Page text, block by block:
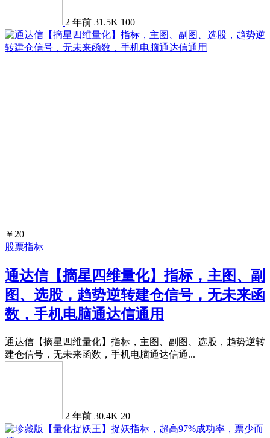
2 年前 31.5K 100
￥20
股票指标
通达信【摘星四维量化】指标，主图、副
图、选股，趋势逆转建仓信号，无未来函
数，手机电脑通达信通用
通达信【摘星四维量化】指标，主图、副图、选股，趋势逆转
建仓信号，无未来函数，手机电脑通达信通...
2 年前 30.4K 20